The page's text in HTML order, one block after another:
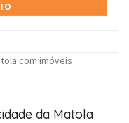
da Matola